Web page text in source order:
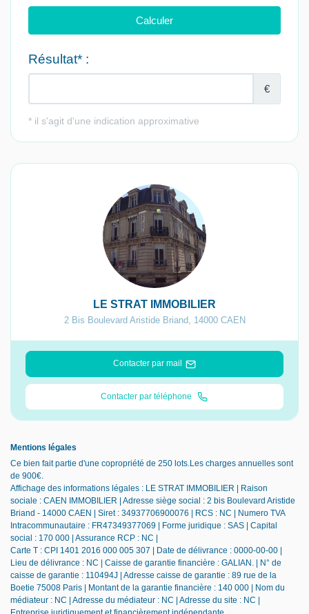
LE STRAT IMMOBILIER
2 Bis Boulevard Aristide Briand, 14000 CAEN
Contacter par mail
Contacter par téléphone
Mentions légales
Ce bien fait partie d'une copropriété de 250 lots.Les charges annuelles sont
de 900€.
Affichage des informations légales : LE STRAT IMMOBILIER | Raison
sociale : CAEN IMMOBILIER | Adresse siège social : 2 bis Boulevard Aristide
Briand - 14000 CAEN | Siret : 34937706900076 | RCS : NC | Numero TVA
Intracommunautaire : FR47349377069 | Forme juridique : SAS | Capital
social : 170 000 | Assurance RCP : NC |
Carte T : CPI 1401 2016 000 005 307 | Date de délivrance : 0000-00-00 |
Lieu de délivrance : NC | Caisse de garantie financière : GALIAN. | N° de
caisse de garantie : 110494J | Adresse caisse de garantie : 89 rue de la
Boetie 75008 Paris | Montant de la garantie financière : 140 000 | Nom du
médiateur : NC | Adresse du médiateur : NC | Adresse du site : NC |